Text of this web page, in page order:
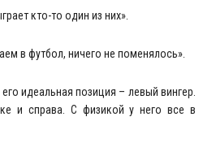
кто-то один из них».
в футбол, ничего не поменялось».
идеальная позиция – левый вингер.
и справа. С физикой у него все в